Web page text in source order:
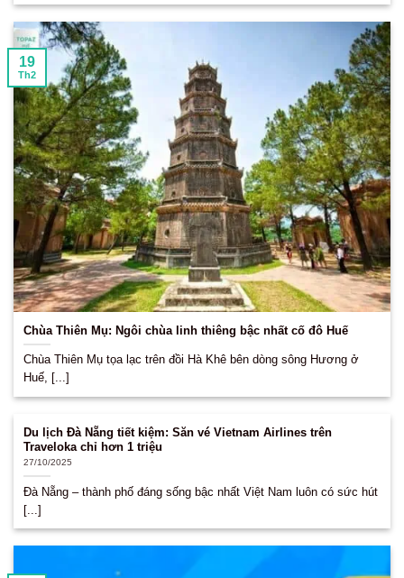
Chùa Thiên Mụ: Ngôi chùa linh thiêng bậc nhất cố đô Huế
Chùa Thiên Mụ tọa lạc trên đồi Hà Khê bên dòng sông Hương ở
Huế, [...]
19
Th2
Du lịch Đà Nẵng tiết kiệm: Săn vé Vietnam Airlines trên
Traveloka chỉ hơn 1 triệu
27/10/2025
Đà Nẵng – thành phố đáng sống bậc nhất Việt Nam luôn có sức hút
[...]